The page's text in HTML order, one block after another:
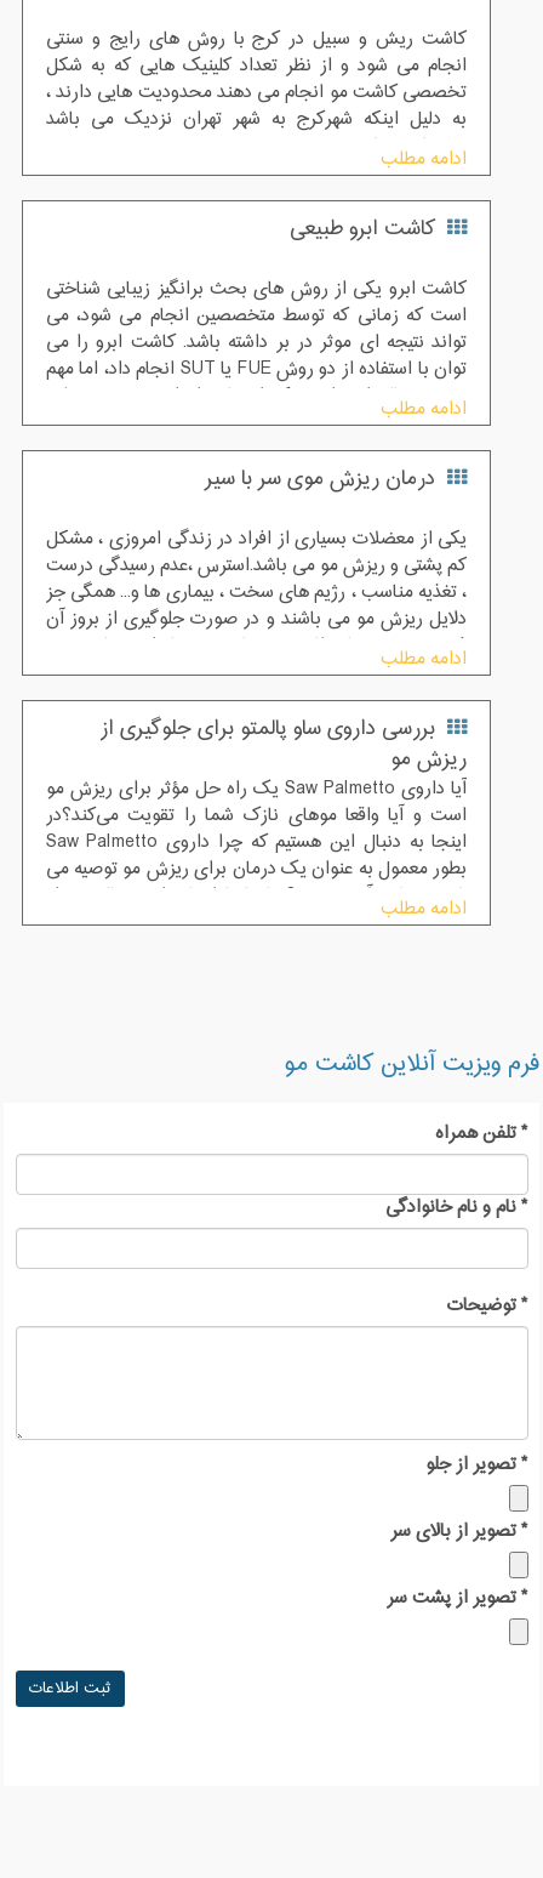
کاشت ریش و سبیل در کرج با روش های رایج و سنتی
انجام می شود و از نظر تعداد کلینیک هایی که به شکل
تخصصی کاشت مو انجام می دهند محدودیت هایی دارند ،
به دلیل اینکه شهرکرج به شهر تهران نزدیک می باشد
پیشنهاد می شود
ادامه مطلب
کاشت ابرو طبیعی
کاشت ابرو یکی از روش های بحث برانگیز زیبایی شناختی
است که زمانی که توسط متخصصین انجام می شود، می
تواند نتیجه ای موثر در بر داشته باشد. کاشت ابرو را می
توان با استفاده از دو روش FUE یا SUT انجام داد، اما مهم
ترین مساله این است که استفاده از این روش مستلزم
تعیین دقیق محل گیرنده های مو که مسیر و زاویه رشد طرح
را مشخص می کند و همچنین طراحی زیبای ابرو است
بطوری که ابروها کاملا طبیعی جلوه کند و با دیگر اجزای
ادامه مطلب
درمان ریزش موی سر با سیر
یکی از معضلات بسیاری از افراد در زندگی امروزی ، مشکل
کم پشتی و ریزش مو می باشد.استرس ،عدم رسیدگی درست
، تغذیه مناسب ، رژیم های سخت ، بیماری ها و... همگی جز
دلایل ریزش مو می باشند و در صورت جلوگیری از بروز آن
فرد به مرور دچار طاسی می شود و تنها راه درمان چنین
افرادی کاشت مو یا ترمیم مو خواهد بود.اما روش های
خانگی متعددی برای جلوگیری از ریزش مو وجود دارد که
امتحان خود را پس داده اند. یکی از این روش ها استفاده از
سیر می باشد.
ادامه مطلب
بررسی داروی ساو پالمتو برای جلوگیری از
ریزش مو
آیا داروی Saw Palmetto یک راه حل مؤثر برای ریزش مو
است و آیا واقعا موهای نازک شما را تقویت می‌کند؟در
اینجا به دنبال این هستیم که چرا داروی Saw Palmetto
بطور معمول به عنوان یک درمان برای ریزش مو توصیه می‌
شود و دلیل آن چیست؟ با ما تا انتهای این مقاله همراه
باشید .
ادامه مطلب
فرم ویزیت آنلاین کاشت مو
*تلفن همراه
*نام و نام خانوادگی
*توضیحات
*تصویر از جلو
*تصویر از بالای سر
*تصویر از پشت سر